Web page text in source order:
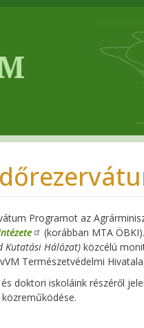
Programot az
(korábban MTA
Kutatási Hálózat) közcélú
Természetvédelmi
doktori iskoláink részéről